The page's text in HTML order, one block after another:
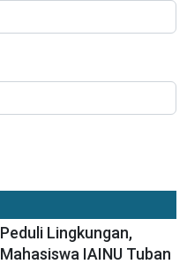
Peduli Lingkungan,
Mahasiswa IAINU Tuban